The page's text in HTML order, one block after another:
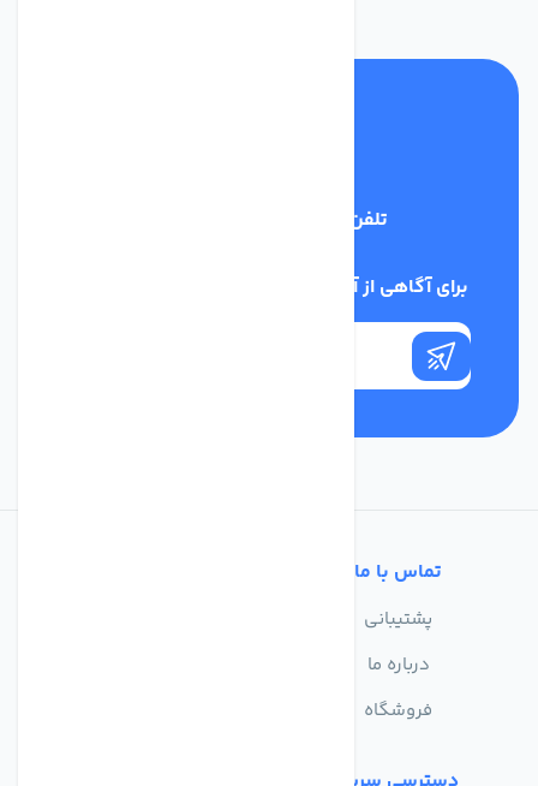
تلفن پشتیبانی
برای آگاهی از آخرین اخبار در خبرنامه ما عضو شوید
تماس با ما
پشتیبانی
درباره ما
فروشگاه